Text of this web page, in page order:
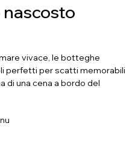
nascosto
vivace, le botteghe
perfetti per scatti memorabili
di una cena a bordo del